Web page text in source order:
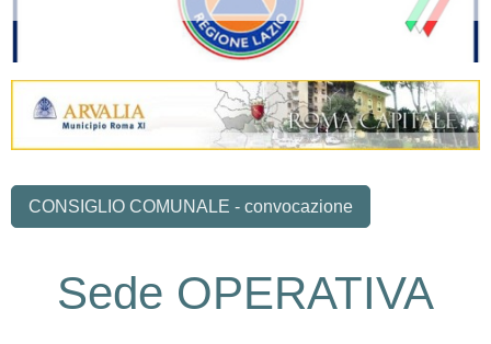
CONSIGLIO COMUNALE - convocazione
Sede OPERATIVA